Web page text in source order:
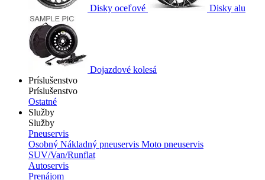
Disky oceľové Disky alu
Dojazdové kolesá
Príslušenstvo
Príslušenstvo
Ostatné
Služby
Služby
Pneuservis
Osobný Nákladný pneuservis Moto pneuservis
SUV/Van/Runflat
Autoservis
Prenájom